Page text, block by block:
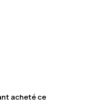
acheté ce